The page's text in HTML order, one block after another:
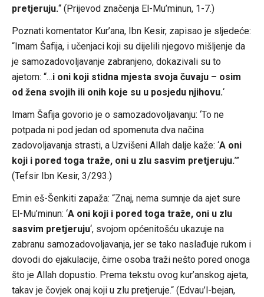
pretjeruju.“ (Prijevod značenja El-Mu’minun, 1-7.)
Poznati komentator Kur’ana, Ibn Kesir, zapisao je sljedeće:
“Imam Šafija, i učenjaci koji su dijelili njegovo mišljenje da
je samozadovoljavanje zabranjeno, dokazivali su to
ajetom: “…i oni koji stidna mjesta svoja čuvaju – osim
od žena svojih ili onih koje su u posjedu njihovu.‘
Imam Šafija govorio je o samozadovoljavanju: ‘To ne
potpada ni pod jedan od spomenuta dva načina
zadovoljavanja strasti, a Uzvišeni Allah dalje kaže: ‘A oni
koji i pored toga traže, oni u zlu sasvim pretjeruju.’”
(Tefsir Ibn Kesir, 3/293.)
Emin eš-Šenkiti zapaža: “Znaj, nema sumnje da ajet sure
El-Mu’minun: ‘A oni koji i pored toga traže, oni u zlu
sasvim pretjeruju‘, svojom općenitošću ukazuje na
zabranu samozadovoljavanja, jer se tako naslađuje rukom i
dovodi do ejakulacije, čime osoba traži nešto pored onoga
što je Allah dopustio. Prema tekstu ovog kur’anskog ajeta,
takav je čovjek onaj koji u zlu pretjeruje.“ (Edvau’l-bejan,